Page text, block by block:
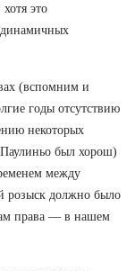
это
динамичных
(вспомним и
годы отсутствию
некоторых
Паулиньо был хорош)
между
розыск должно было
права — в нашем